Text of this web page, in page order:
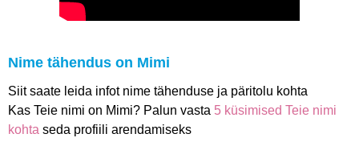
Nime tähendus on Mimi
Siit saate leida infot nime tähenduse ja päritolu kohta
Kas Teie nimi on Mimi? Palun vasta 5 küsimised Teie nimi
kohta seda profiili arendamiseks